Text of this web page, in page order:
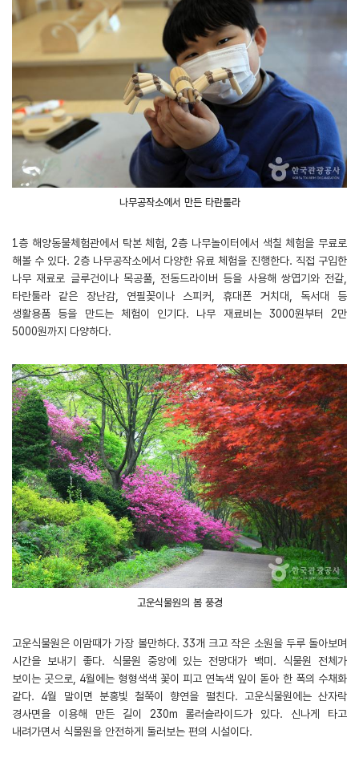
나무공작소에서 만든 타란툴라
1층 해양동물체험관에서 탁본 체험, 2층 나무놀이터에서 색칠 체험을 무료로
해볼 수 있다. 2층 나무공작소에서 다양한 유료 체험을 진행한다. 직접 구입한
나무 재료로 글루건이나 목공풀, 전동드라이버 등을 사용해 쌍엽기와 전갈,
타란툴라 같은 장난감, 연필꽂이나 스피커, 휴대폰 거치대, 독서대 등
생활용품 등을 만드는 체험이 인기다. 나무 재료비는 3000원부터 2만
5000원까지 다양하다.
고운식물원의 봄 풍경
고운식물원은 이맘때가 가장 볼만하다. 33개 크고 작은 소원을 두루 돌아보며
시간을 보내기 좋다. 식물원 중앙에 있는 전망대가 백미. 식물원 전체가
보이는 곳으로, 4월에는 형형색색 꽃이 피고 연녹색 잎이 돋아 한 폭의 수채화
같다. 4월 말이면 분홍빛 철쭉이 향연을 펼친다. 고운식물원에는 산자락
경사면을 이용해 만든 길이 230m 롤러슬라이드가 있다. 신나게 타고
내려가면서 식물원을 안전하게 둘러보는 편의 시설이다.